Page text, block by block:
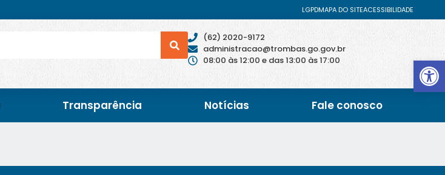
LGPDMAPA DO SITEACESSIBILIDADE
(62) 2020-9172
administracao@trombas.go.gov.br
08:00 às 12:00 e das 13:00 às 17:00
Transparência Notícias Fale conosco
Abrir